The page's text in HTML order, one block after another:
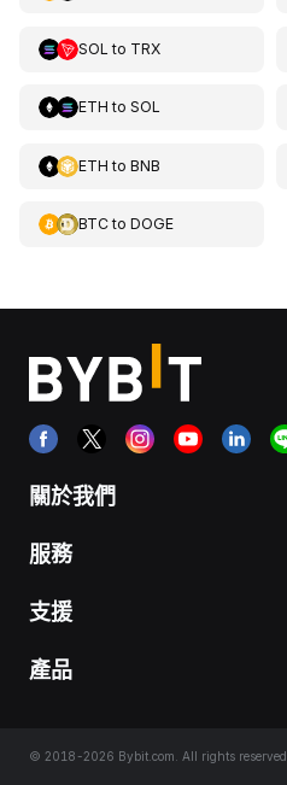
SOL to TRX
ETH to SOL
ETH to BNB
BTCto DOGE
關於我們
服務
支援
產品
© 2018-2026 Bybit.com. All rights reserved.